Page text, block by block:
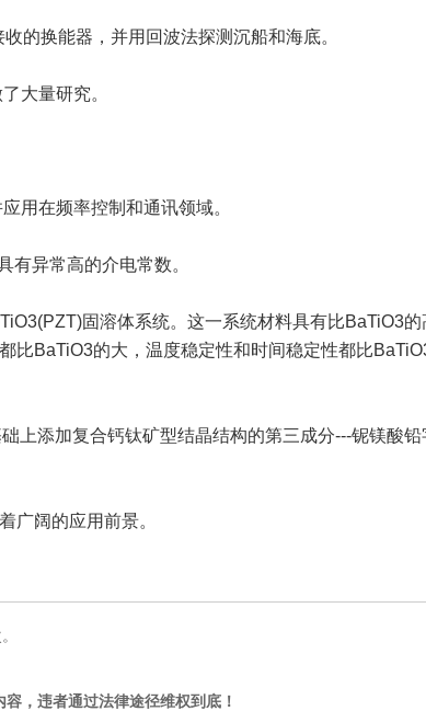
的换能器，并用回波法探测沉船和海底。
大量研究。
用在频率控制和通讯领域。
有异常高的介电常数。
固溶体系统。这一系统材料具有比BaTiO3
比BaTiO3的大，温度稳定性和时间稳定性都比
上添加复合钙钛矿型结晶结构的第三成分---铌镁酸
广阔的应用前景。
，违者通过法律途径维权到底！